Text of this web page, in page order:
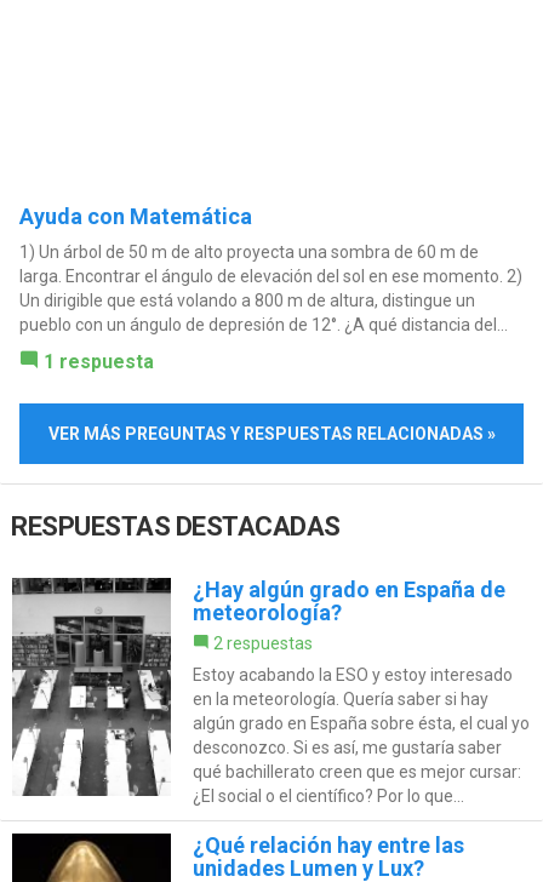
Ayuda con Matemática
1) Un árbol de 50 m de alto proyecta una sombra de 60 m de
larga. Encontrar el ángulo de elevación del sol en ese momento. 2)
Un dirigible que está volando a 800 m de altura, distingue un
pueblo con un ángulo de depresión de 12°. ¿A qué distancia del...
1 respuesta
VER MÁS PREGUNTAS Y RESPUESTAS RELACIONADAS »
RESPUESTAS DESTACADAS
¿Hay algún grado en España de
meteorología?
2 respuestas
Estoy acabando la ESO y estoy interesado
en la meteorología. Quería saber si hay
algún grado en España sobre ésta, el cual yo
desconozco. Si es así, me gustaría saber
qué bachillerato creen que es mejor cursar:
¿El social o el científico? Por lo que...
¿Qué relación hay entre las
unidades Lumen y Lux?